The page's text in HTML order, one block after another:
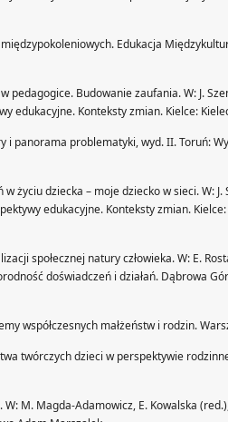
Edukacja
pedagogice. Budowanie zaufania. W: J.
edukacyjne. Konteksty zmian. Kielce:
i panorama problematyki, wyd. II. Toruń:
życiu dziecka – moje dziecko w sieci. W: J.
edukacyjne. Konteksty zmian.
społecznej natury człowieka. W: E.
doświadczeń i działań. Dąbrowa
współczesnych małżeństw i rodzin.
twórczych dzieci w perspektywie
M. Magda-Adamowicz, E. Kowalska